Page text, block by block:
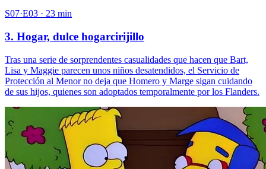
S07·E03 · 23 min
3. Hogar, dulce hogarcirijillo
Tras una serie de sorprendentes casualidades que hacen que Bart,
Lisa y Maggie parecen unos niños desatendidos, el Servicio de
Protección al Menor no deja que Homero y Marge sigan cuidando
de sus hijos, quienes son adoptados temporalmente por los Flanders.